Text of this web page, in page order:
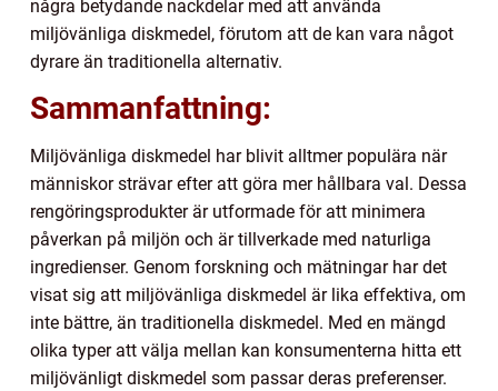
några betydande nackdelar med att använda
miljövänliga diskmedel, förutom att de kan vara något
dyrare än traditionella alternativ.
Sammanfattning:
Miljövänliga diskmedel har blivit alltmer populära när
människor strävar efter att göra mer hållbara val. Dessa
rengöringsprodukter är utformade för att minimera
påverkan på miljön och är tillverkade med naturliga
ingredienser. Genom forskning och mätningar har det
visat sig att miljövänliga diskmedel är lika effektiva, om
inte bättre, än traditionella diskmedel. Med en mängd
olika typer att välja mellan kan konsumenterna hitta ett
miljövänligt diskmedel som passar deras preferenser.